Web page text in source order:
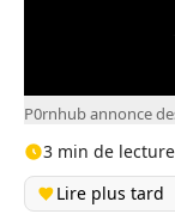
P0rnhub annonce
3 min de lecture
Lire plus tard